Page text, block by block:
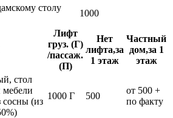
столу
1000
Лифт
груз. (Г)
/пассаж.
(П)
Нет
лифта,за
1 этаж
Частный
дом,за 1
этаж
стол
сосны (из
1000 Г 500
от 500 +
по факту